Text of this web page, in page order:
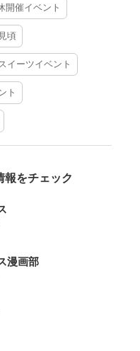
開催イベント
頃
イーツイベント
ト
報をチェック
漫画部